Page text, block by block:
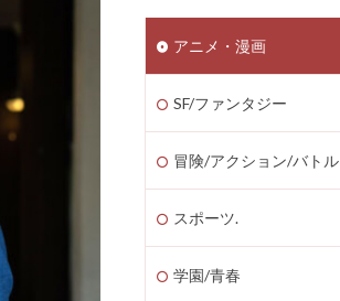
アニメ・漫画
SF/ファンタジー
冒険/アクション/バトル
スポーツ.
学園/青春